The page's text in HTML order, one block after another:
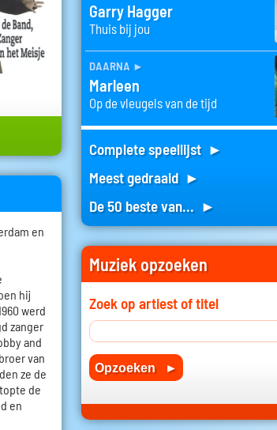
en
hij
werd
zanger
and
van
ze de
de
en
Garry Hagger
Thuis bij jou
daarna ►
Marleen
Op de vleugels van de tijd
Complete speellijst ►
Meest gedraaid ►
De 50 beste van... ►
Muziek opzoeken
Zoek op artiest of titel